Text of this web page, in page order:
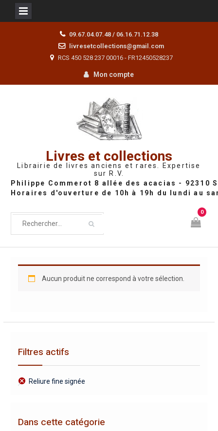
09.67.04.07.48 / 06.16.71.12.38
livresetcollections@gmail.com
RCS 450 528 237 00016 - FR12450528237
Mon compte
Livres et collections
Librairie de livres anciens et rares. Expertise
sur R.V.
0
Aucun produit ne correspond à votre sélection.
Filtres actifs
Reliure fine signée
Dans cette catégorie